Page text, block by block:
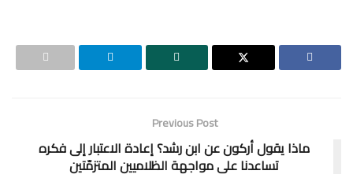
Previous Post
ماذا يقول أركون عن ابن رشد؟ إعادة الاعتبار إلى فكره
تساعدنا على مواجهة الظلاميين المتزمّتين